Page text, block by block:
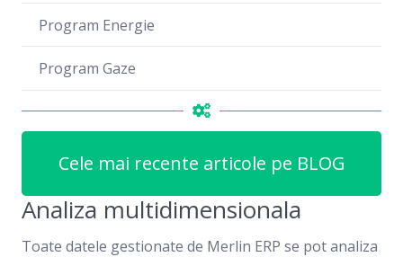
Program Energie
Program Gaze
Cele mai recente articole pe BLOG
Analiza multidimensionala
Toate datele gestionate de Merlin ERP se pot analiza